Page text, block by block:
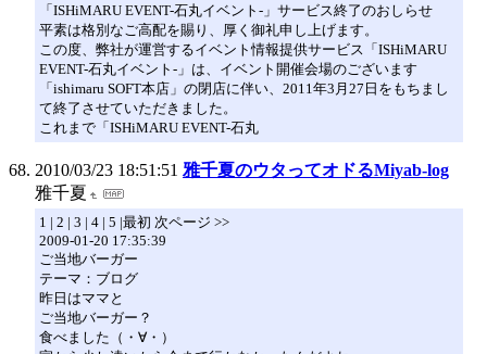
「ISHiMARU EVENT-石丸イベント-」サービス終了のおしらせ
平素は格別なご高配を賜り、厚く御礼申し上げます。
この度、弊社が運営するイベント情報提供サービス「ISHiMARU
EVENT-石丸イベント-」は、イベント開催会場のございます
「ishimaru SOFT本店」の閉店に伴い、2011年3月27日をもちまし
て終了させていただきました。
これまで「ISHiMARU EVENT-石丸
2010/03/23 18:51:51 雅千夏のウタってオドるMiyab-log
雅千夏
1 | 2 | 3 | 4 | 5 |最初 次ページ >>
2009-01-20 17:35:39
ご当地バーガー
テーマ：ブログ
昨日はママと
ご当地バーガー？
食べました（・∀・）